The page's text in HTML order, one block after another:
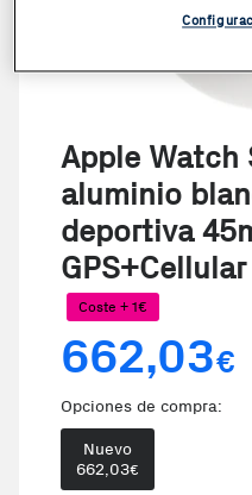
Apple Watch
aluminio
deportiva
GPS+Cellular
Coste + 1€
662,03€
Opciones de compra:
Nuevo
662,03€